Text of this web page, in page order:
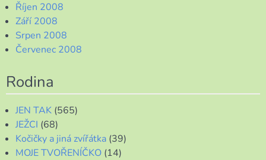
Říjen 2008
Září 2008
Srpen 2008
Červenec 2008
Rodina
JEN TAK (565)
JEŽCI (68)
Kočičky a jiná zvířátka (39)
MOJE TVOŘENÍČKO (14)